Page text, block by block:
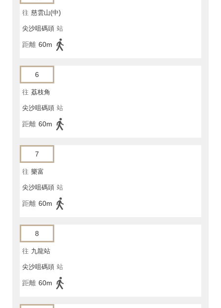
往 慈雲山(中)
尖沙咀碼頭 站
距離 60m
6
往 荔枝角
尖沙咀碼頭 站
距離 60m
7
往 樂富
尖沙咀碼頭 站
距離 60m
8
往 九龍站
尖沙咀碼頭 站
距離 60m